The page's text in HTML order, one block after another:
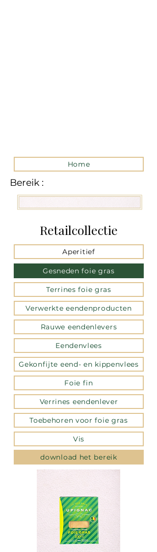
Home
Bereik :
Retailcollectie
Aperitief
Gesneden foie gras
Terrines foie gras
Verwerkte eendenproducten
Rauwe eendenlevers
Eendenvlees
Gekonfijte eend- en kippenvlees
Foie fin
Verrines eendenlever
Toebehoren voor foie gras
Vis
download het bereik